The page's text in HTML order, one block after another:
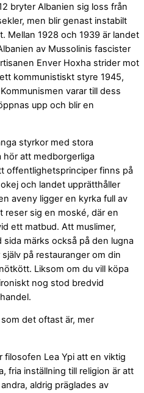
bryter Albanien sig loss från
men blir genast instabilt
Mellan 1928 och 1939 är landet
av Mussolinis fascister
Enver Hoxha strider mot
kommunistiskt styre 1945,
varar till dess
upp och blir en
styrkor med stora
hör att medborgerliga
offentlighetsprinciper finns på
och landet upprätthåller
aveny ligger en kyrka full av
reser sig en moské, där en
ett matbud. Att muslimer,
märks också på den lugna
på restauranger om din
Liksom om du vill köpa
nog stod bredvid
det oftast är, mer
Lea Ypi att en viktig
fria inställning till religion är att
aldrig präglades av